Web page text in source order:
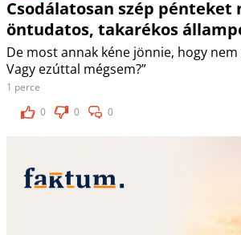
Csodálatosan szép pénteket
öntudatos, takarékos
De most annak kéne jönnie, hogy
Vagy ezúttal mégsem?”
1 perce
0
0 0